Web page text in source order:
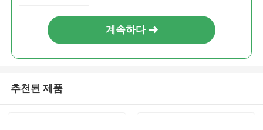
계속하다
추천된 제품